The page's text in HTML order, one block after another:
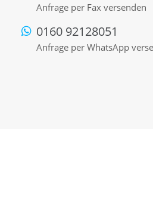
Anfrage per Fax versenden
0160 92128051
Anfrage per WhatsApp